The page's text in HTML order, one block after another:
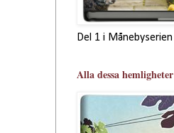
Del 1 i Månebyserien
Alla dessa hemligheter